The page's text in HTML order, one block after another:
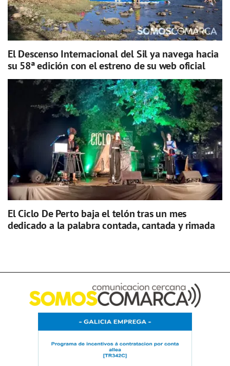
El Descenso Internacional del Sil ya navega hacia
su 58ª edición con el estreno de su web oficial
El Ciclo De Perto baja el telón tras un mes
dedicado a la palabra contada, cantada y rimada